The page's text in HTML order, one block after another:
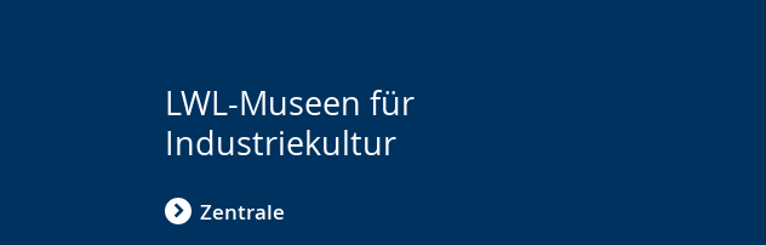
LWL-Museen für
Industriekultur
Zentrale